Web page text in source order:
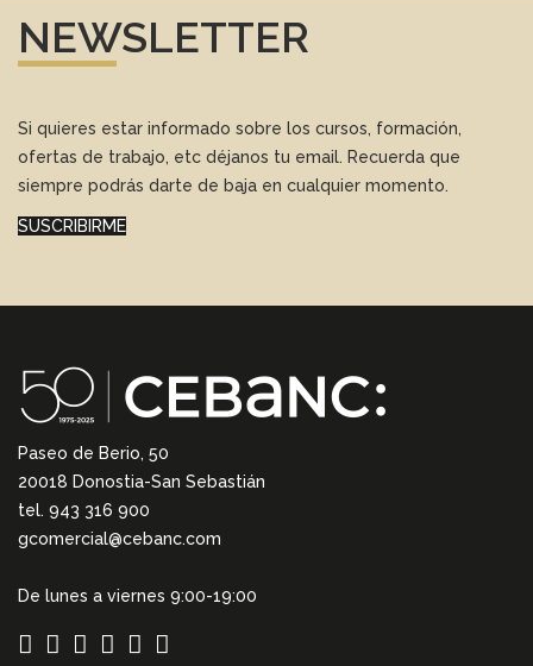
NEWSLETTER
Si quieres estar informado sobre los cursos, formación,
ofertas de trabajo, etc déjanos tu email. Recuerda que
siempre podrás darte de baja en cualquier momento.
SUSCRIBIRME
Paseo de Berio, 50
20018 Donostia-San Sebastián
tel. 943 316 900
gcomercial@cebanc.com
De lunes a viernes 9:00-19:00